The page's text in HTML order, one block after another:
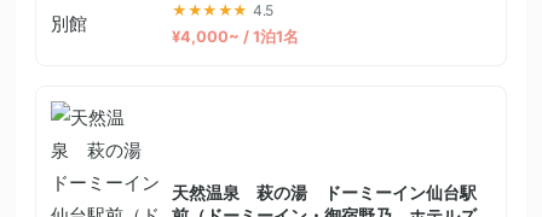
★★★★★ 4.5
¥4,000~ / 1泊1名
天然温泉 萩の湯 ドーミーイン仙台駅